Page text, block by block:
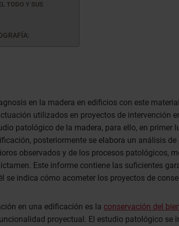
TODO Y SUS
en la madera en edificios con este
utilizados en proyectos de intervención
patológico de la madera, para ello, en primer
posteriormente se elabora un análisis
observados y de los procesos patológicos,
Este informe contiene las suficientes
se indica cómo acometer los proyectos de
en una edificación es la conservación del
proyectual. El estudio patológico se